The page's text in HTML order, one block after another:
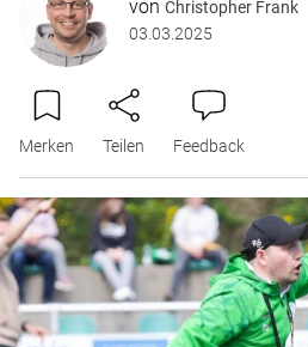
von Christopher Frank
03.03.2025
Merken Teilen Feedback